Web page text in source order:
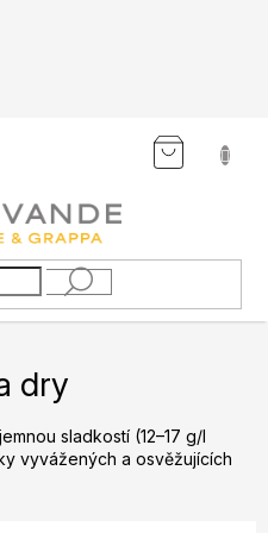
dry
sladkostí (12–17 g/l
vyvážených a osvěžujících